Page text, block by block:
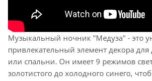
Музыкальный ночник "Медуза" - это
привлекательный элемент декора для
или спальни. Он имеет 9 режимов
золотистого до холодного синего,